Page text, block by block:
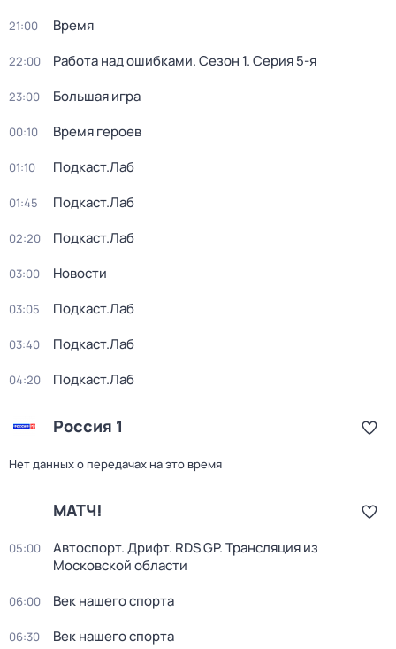
21:00 Время
22:00 Работа над ошибками. Сезон 1. Серия 5-я
23:00 Большая игра
00:10 Время героев
01:10 Подкаст.Лаб
01:45 Подкаст.Лаб
02:20 Подкаст.Лаб
03:00 Новости
03:05 Подкаст.Лаб
03:40 Подкаст.Лаб
04:20 Подкаст.Лаб
Россия 1
Нет данных о передачах на это время
МАТЧ!
05:00
Автоспорт. Дрифт. RDS GP. Трансляция из
Московской области
06:00 Век нашего спорта
06:30 Век нашего спорта